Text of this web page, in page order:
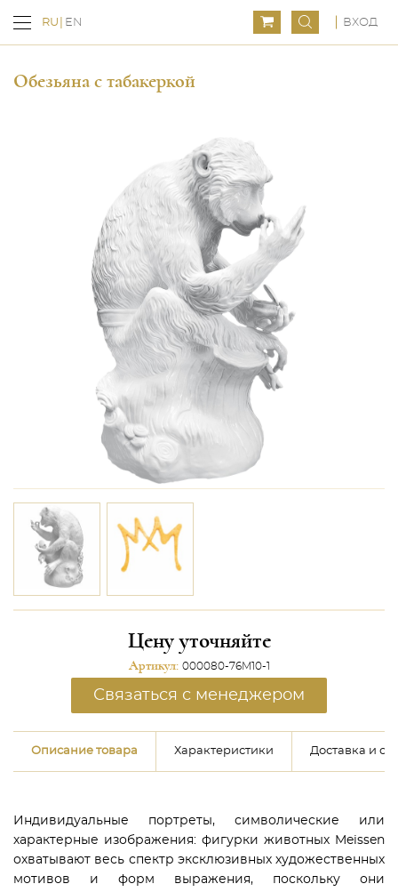
RU EN ВХОД
Обезьяна с табакеркой
Цену уточняйте
Артикул: 000080-76M10-1
Связаться с менеджером
Описание товара Характеристики Доставка и
Индивидуальные портреты, символические или
характерные изображения: фигурки животных Meissen
охватывают весь спектр эксклюзивных художественных
мотивов и форм выражения, поскольку они